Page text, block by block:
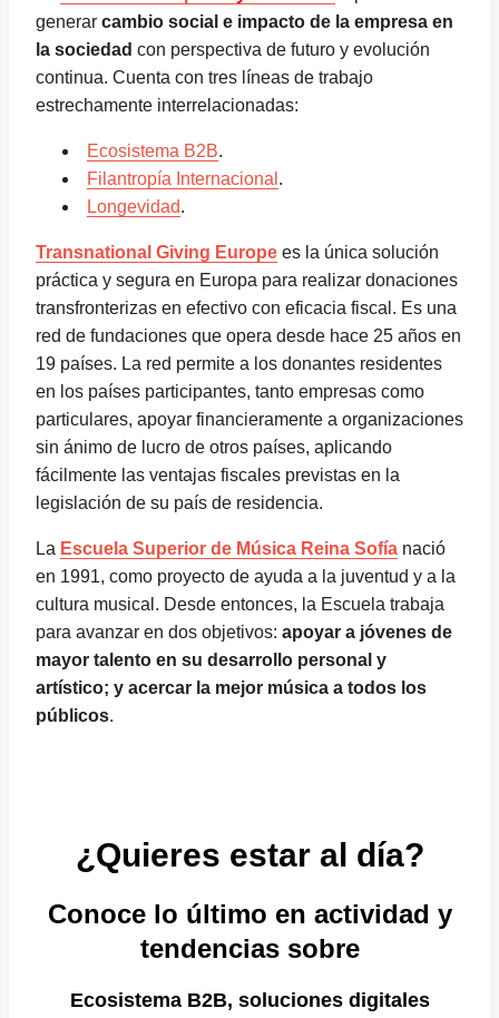
generar cambio social e impacto de la empresa en
la sociedad con perspectiva de futuro y evolución
continua. Cuenta con tres líneas de trabajo
estrechamente interrelacionadas:
Ecosistema B2B.
Filantropía Internacional .
Longevidad.
Transnational Giving Europe es la única solución
práctica y segura en Europa para realizar donaciones
transfronterizas en efectivo con eficacia fiscal. Es una
red de fundaciones que opera desde hace 25 años en
19 países. La red permite a los donantes residentes
en los países participantes, tanto empresas como
particulares, apoyar financieramente a organizaciones
sin ánimo de lucro de otros países, aplicando
fácilmente las ventajas fiscales previstas en la
legislación de su país de residencia.
La Escuela Superior de Música Reina Sofía nació
en 1991, como proyecto de ayuda a la juventud y a la
cultura musical. Desde entonces, la Escuela trabaja
para avanzar en dos objetivos: apoyar a jóvenes de
mayor talento en su desarrollo personal y
artístico; y acercar la mejor música a todos los
públicos.
¿Quieres estar al día?
Conoce lo último en actividad y
tendencias sobre
Ecosistema B2B, soluciones digitales